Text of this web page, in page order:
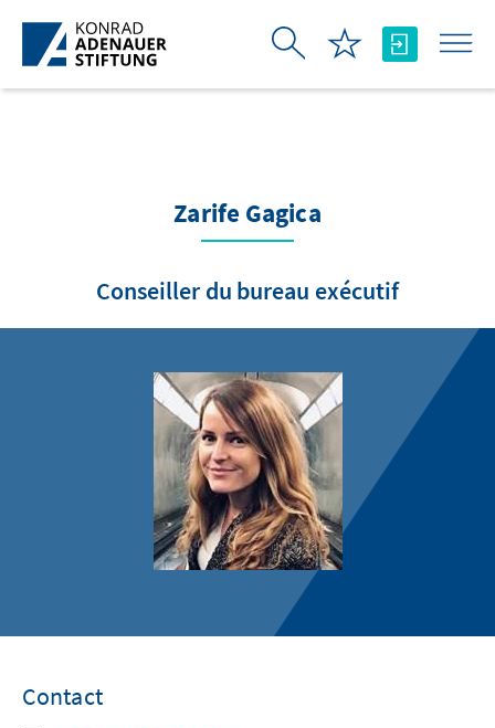
Saut au contenu principal
Zarife Gagica
Conseiller du bureau exécutif
Contact